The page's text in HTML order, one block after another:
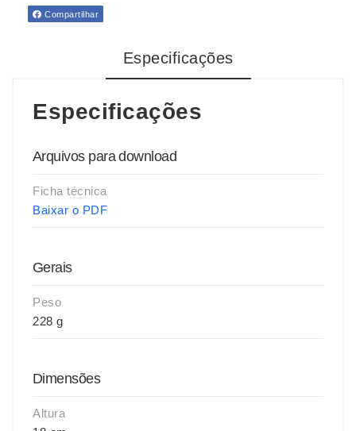
Compartilhar
Especificações
Especificações
Arquivos para download
Ficha técnica
Baixar o PDF
Gerais
Peso
228 g
Dimensões
Altura